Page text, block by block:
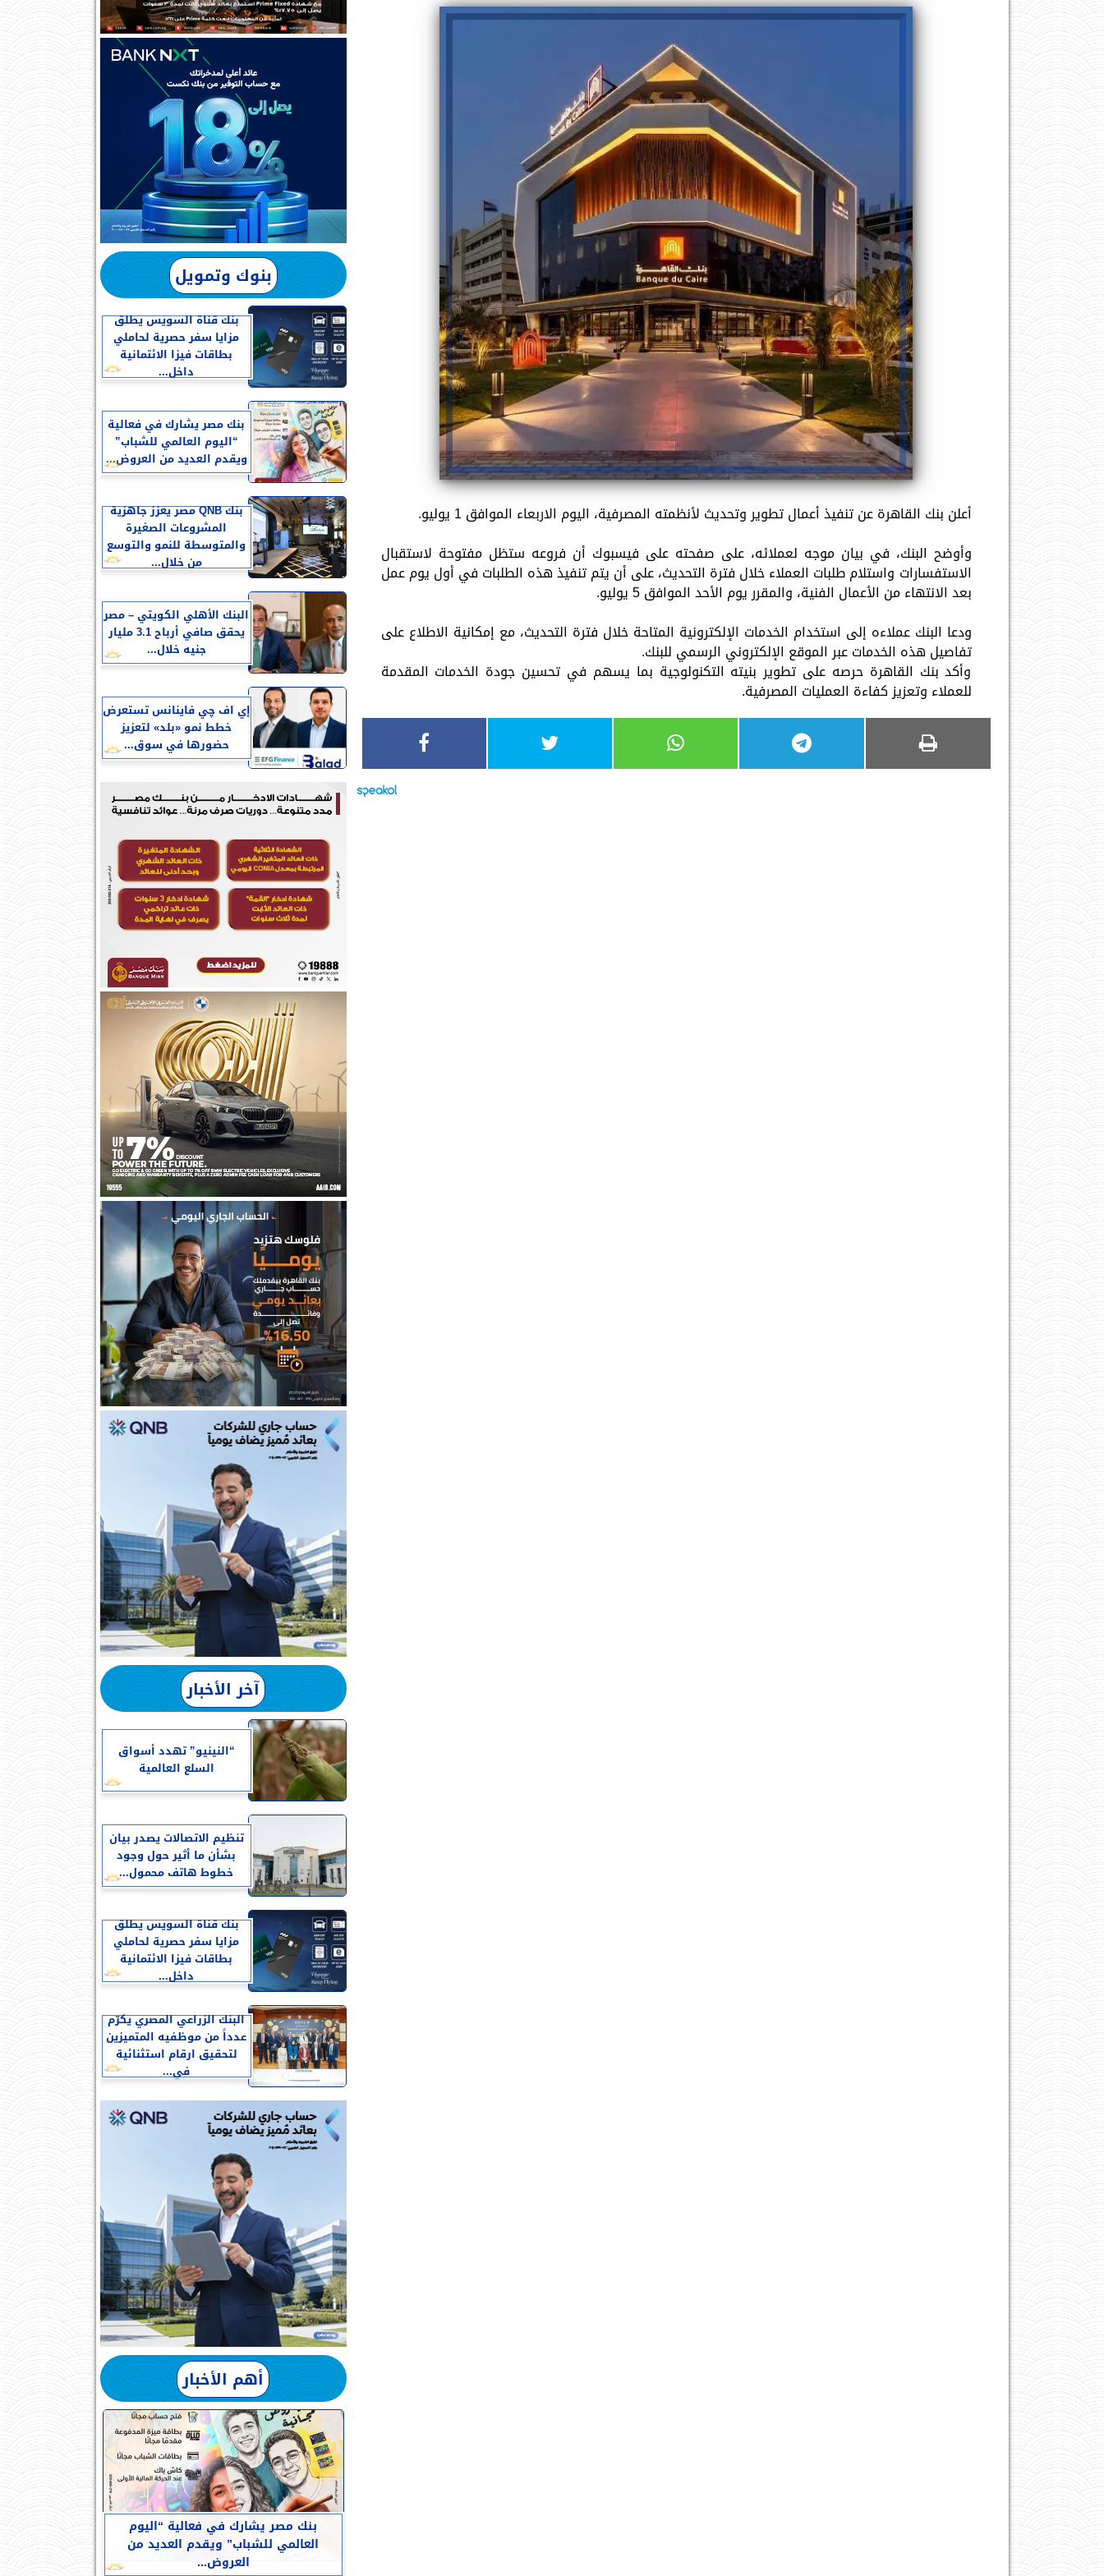
أعلن بنك القاهرة عن تنفيذ أعمال تطوير وتحديث لأنظمته المصرفية، اليوم الاربعاء الموافق 1 يوليو.
وأوضح البنك، في بيان موجه لعملائه، على صفحته على فيسبوك أن فروعه ستظل مفتوحة لاستقبال
الاستفسارات واستلام طلبات العملاء خلال فترة التحديث، على أن يتم تنفيذ هذه الطلبات في أول يوم عمل
بعد الانتهاء من الأعمال الفنية، والمقرر يوم الأحد الموافق 5 يوليو.
ودعا البنك عملاءه إلى استخدام الخدمات الإلكترونية المتاحة خلال فترة التحديث، مع إمكانية الاطلاع على
تفاصيل هذه الخدمات عبر الموقع الإلكتروني الرسمي للبنك.
وأكد بنك القاهرة حرصه على تطوير بنيته التكنولوجية بما يسهم في تحسين جودة الخدمات المقدمة
للعملاء وتعزيز كفاءة العمليات المصرفية.
بنوك وتمويل
بنك قناة السويس يطلق
مزايا سفر حصرية لحاملي
بطاقات فيزا الائتمانية
داخل...
بنك مصر يشارك في فعالية
“اليوم العالمي للشباب”
ويقدم العديد من العروض...
بنك QNB مصر يعزز جاهزية
المشروعات الصغيرة
والمتوسطة للنمو والتوسع
من خلال...
البنك الأهلي الكويتي – مصر
يحقق صافي أرباح 3.1 مليار
جنيه خلال...
إي اف چي فاينانس تستعرض
خطط نمو «بلد» لتعزيز
حضورها في سوق...
آخر الأخبار
“النينيو” تهدد أسواق
السلع العالمية
تنظيم الاتصالات يصدر بيان
بشأن ما أثير حول وجود
خطوط هاتف محمول...
بنك قناة السويس يطلق
مزايا سفر حصرية لحاملي
بطاقات فيزا الائتمانية
داخل...
البنك الزراعي المصري يكرّم
عدداً من موظفيه المتميزين
لتحقيق ارقام استثنائية
في...
أهم الأخبار
بنك مصر يشارك في فعالية “اليوم
العالمي للشباب” ويقدم العديد من
العروض...